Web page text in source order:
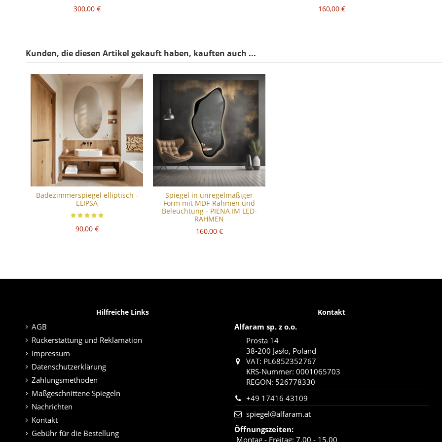
300,00 €
160,00 €
Kunden, die diesen Artikel gekauft haben, kauften auch ...
Badezimmerspiegel elliptisch -
ELIPSA
90,00 €
Spiegel in unregelmäßiger
Form mit MDF-Rahmen und
Beleuchtung - PIENA IM LED-
RAHMEN
160,00 €
Hilfreiche Links
AGB
Rückerstattung und Reklamation
Impressum
Datenschutzerklärung
Zahlungsmethoden
Maßgeschnittene Spiegeln
Nachrichten
Kontakt
Gebühr für die Bestellung
Kontakt
Alfaram sp. z o.o.
Prosta 14
38-200 Jasło, Poland
VAT: PL6852352767
KRS-Nummer: 0001065703
REGON: 526778330
+49 17416 43109
spiegel@alfaram.at
Öffnungszeiten:
Montag - Freitag: 7.00 - 15.00